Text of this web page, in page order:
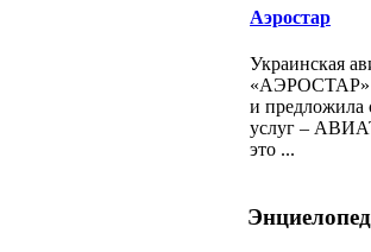
Аэростар
Украинская
«АЭРОСТАР»
и предложила
услуг –
это ...